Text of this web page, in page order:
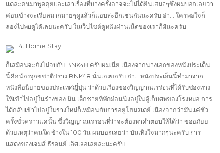
แต่ละคนมาพูดคุยและเล่าเรื่องที่บางครั้งอาจจะไม่ได้ยินเสมอๆซึ่งผมบอกเลยว่า
ค่อนข้างจะเรียลมากมายๆดูแล้วก็แอบสะอึกเช่นกันนะครับ ฮ่า… ใครพอใจก็
ลองไปพบดูได้เลยนะครับ ในเว็บไซต์ดูหนังผ่านเน็ตของเราก็มีนะครับ
4. Home Stay
ก็เสมือนจะยังไม่จบกับ BNK48 ครับผมเนี่ย เนื่องจากนางเอกของหนังประเด็น
นี้คือน้องรุกขชาติปราง BNK48 นั่นเองขอรับ ฮ่า… หนังประเด็นนี้ทำมาจาก
หนังสือนิยายของประเทศญี่ปุ่น ว่าด้วยเรื่องของวิญญาณเรร่อนที่ได้รับช่องทาง
ให้เข้าไปอยู่ในร่างของ มิน เด็กชายที่พักผ่อนนิ่งอยู่ในตู้เก็บศพของโรงหมอ การ
ได้กลับเข้าไปอยู่ในร่างใหม่ก็เหมือนกับการอยู่โฮมสเตย์ เนื่องจากว่ามันแค่ชั่ว
ครั้งชั่วคราวแค่นั้น ซึ่งวิญญาณเรร่อนที่ว่าจะต้องหาคำตอบให้ได้ว่า ขออภัยย
ด้วยเหตุว่าคนใด ข้างใน 100 วัน ผมบอกเลยว่า บันเทิงใจมากๆนะครับ การ
แสดงของเจมส์ ธีรดนย์ เลิศเลอเลยล่ะนะครับ